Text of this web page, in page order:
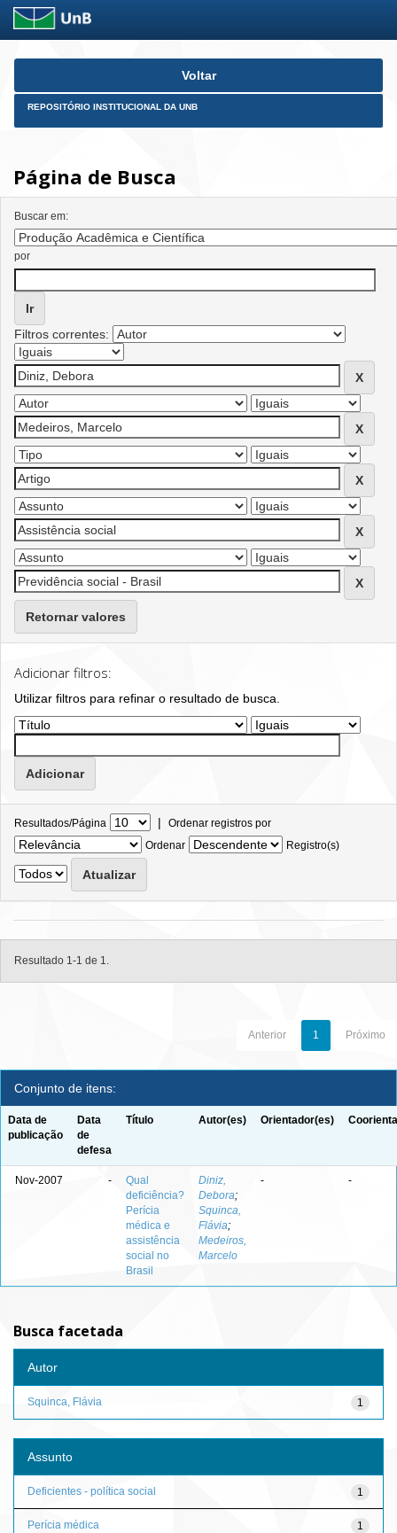
Skip
Voltar
REPOSITÓRIO INSTITUCIONAL DA UNB
Página de Busca
Buscar em:
por
Filtros correntes:
Retornar valores
Adicionar filtros:
Utilizar filtros para refinar o resultado de busca.
Resultados/Página | Ordenar registros por
Ordenar
Registro(s)
Resultado 1-1 de 1.
Anterior 1 Próximo
Conjunto de itens:
Data de
publicação
Data
de
defesa
Título Autor(es) Orientador(es)
Nov-2007 -
Qual
deficiência?
Perícia
médica e
assistência
social no
Brasil
Diniz,
Debora;
Squinca,
Flávia;
Medeiros,
Marcelo
- -
Busca facetada
Autor
1
Squinca, Flávia
Assunto
1
Deficientes - política social
1
Perícia médica